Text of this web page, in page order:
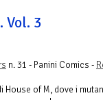
Vol. 3
n. 31 - Panini Comics -
House of M, dove i